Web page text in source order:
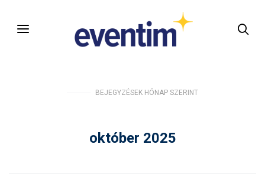
BEJEGYZÉSEK HÓNAP SZERINT
október 2025